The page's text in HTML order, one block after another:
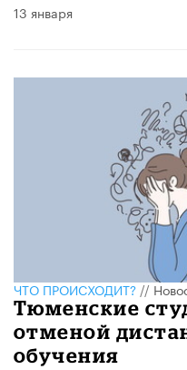
13 января
ЧТО ПРОИСХОДИТ?//
Тюменские
отменой
обучения